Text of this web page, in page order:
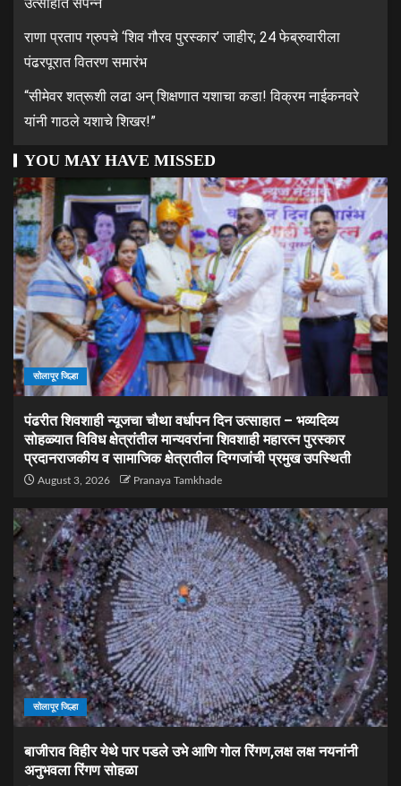
राणा प्रताप ग्रुपचे ‘शिव गौरव पुरस्कार’ जाहीर; 24 फेब्रुवारीला
पंढरपूरात वितरण समारंभ
“सीमेवर शत्रूशी लढा अन् शिक्षणात यशाचा कडा! विक्रम नाईकनवरे
यांनी गाठले यशाचे शिखर!”
YOU MAY HAVE MISSED
सोलापूर जिल्हा
पंढरीत शिवशाही न्यूजचा चौथा वर्धापन दिन उत्साहात – भव्यदिव्य
सोहळ्यात विविध क्षेत्रांतील मान्यवरांना शिवशाही महारत्न पुरस्कार
प्रदानराजकीय व सामाजिक क्षेत्रातील दिग्गजांची प्रमुख उपस्थिती
August 3, 2026 Pranaya Tamkhade
सोलापूर जिल्हा
बाजीराव विहीर येथे पार पडले उभे आणि गोल रिंगण,लक्ष लक्ष नयनांनी
अनुभवला रिंगण सोहळा